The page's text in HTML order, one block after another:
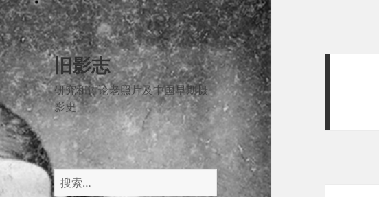
旧影志
研究和讨论老照片及中国早期摄
影史
搜
索：